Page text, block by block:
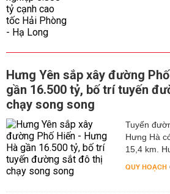
Hưng Yên sắp xây đường
gần 16.500 tỷ, bố trí tuyến
chạy song song
Tuyến
Hưng Hà
15,4 km.
QUY HOẠCH